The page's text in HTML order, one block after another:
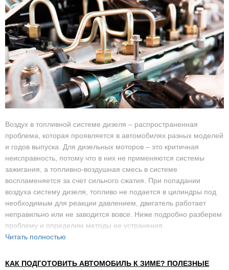
Воздух в топливной системе дизеля – распространенная
проблема, которая проявляется в автомобилях разных моделей
и годов выпуска. Для дизельных моторов – это критичная
неисправность, потому что в них не применяются системы
зажигания, а топливно-воздушная смесь в системе
воспламеняется за счет сильного сжатия. При попадании
воздуха систему дизеля, топливо не подается в цилиндры под
необходимым для реакции давлением, двигатель работает
неправильно или не заводится вовсе. Ниже подробно разберем
проблему и определим методы ее устранения.
Читать полностью
КАК ПОДГОТОВИТЬ АВТОМОБИЛЬ К ЗИМЕ? ПОЛЕЗНЫЕ